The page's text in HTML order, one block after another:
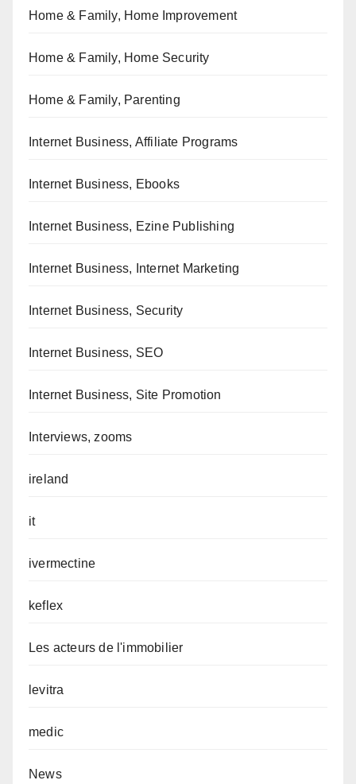
Home & Family, Home Improvement
Home & Family, Home Security
Home & Family, Parenting
Internet Business, Affiliate Programs
Internet Business, Ebooks
Internet Business, Ezine Publishing
Internet Business, Internet Marketing
Internet Business, Security
Internet Business, SEO
Internet Business, Site Promotion
Interviews, zooms
ireland
it
ivermectine
keflex
Les acteurs de l'immobilier
levitra
medic
News